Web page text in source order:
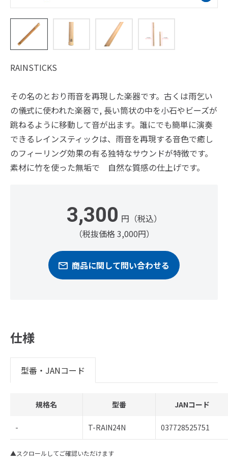
RAINSTICKS
その名のとおり雨音を再現した楽器です。古くは雨乞い
の儀式に使われた楽器で, 長い筒状の中を小石やビーズが
跳ねるように移動して音が出ます。誰にでも簡単に演奏
できるレインスティックは、雨音を再現する音色で癒し
のフィーリング効果の有る独特なサウンドが特徴です。
素材に竹を使った無垢で 自然な質感の仕上げです。
3,300 円（税込）
（税抜価格 3,000円）
商品に関して問い合わせる
仕様
型番・JANコード
規格名 型番 JANコード
- T-RAIN24N 037728525751
▲スクロールしてご確認いただけます